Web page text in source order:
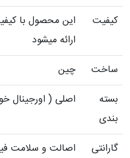
کیفیت
این محصول با
ارائه میشود
ساخت
چین
بسته
بندی
اصلی ( اورجینال
گارانتی اصالت و سلامت